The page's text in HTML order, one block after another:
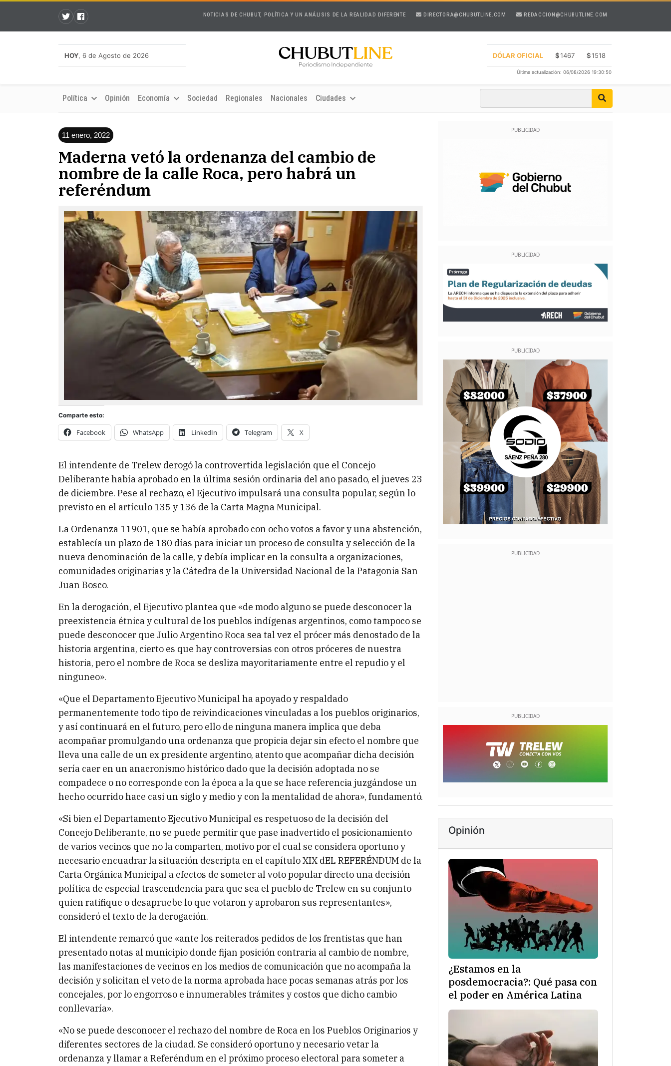
NOTICIAS DE CHUBUT, POLÍTICA Y UN ANÁLISIS DE LA REALIDAD DIFERENTE DIRECTORA@CHUBUTLINE.COM REDACCION@CHUBUTLINE.COM
HOY, 6 de Agosto de 2026 DÓLAR OFICIAL $1467 $1518
Última actualización: 06/08/2026 19:30:50
Política Opinión Economía Sociedad Regionales Nacionales Ciudades
11 enero, 2022
Maderna vetó la ordenanza del cambio de
nombre de la calle Roca, pero habrá un
referéndum
Comparte esto:
Facebook WhatsApp LinkedIn Telegram X
El intendente de Trelew derogó la controvertida legislación que el Concejo
Deliberante había aprobado en la última sesión ordinaria del año pasado, el jueves 23
de diciembre. Pese al rechazo, el Ejecutivo impulsará una consulta popular, según lo
previsto en el artículo 135 y 136 de la Carta Magna Municipal.
La Ordenanza 11901, que se había aprobado con ocho votos a favor y una abstención,
establecía un plazo de 180 días para iniciar un proceso de consulta y selección de la
nueva denominación de la calle, y debía implicar en la consulta a organizaciones,
comunidades originarias y la Cátedra de la Universidad Nacional de la Patagonia San
Juan Bosco.
En la derogación, el Ejecutivo plantea que «de modo alguno se puede desconocer la
preexistencia étnica y cultural de los pueblos indígenas argentinos, como tampoco se
puede desconocer que Julio Argentino Roca sea tal vez el prócer más denostado de la
historia argentina, cierto es que hay controversias con otros próceres de nuestra
historia, pero el nombre de Roca se desliza mayoritariamente entre el repudio y el
ninguneo».
«Que el Departamento Ejecutivo Municipal ha apoyado y respaldado
permanentemente todo tipo de reivindicaciones vinculadas a los pueblos originarios,
y así continuará en el futuro, pero ello de ninguna manera implica que deba
acompañar promulgando una ordenanza que propicia dejar sin efecto el nombre que
lleva una calle de un ex presidente argentino, atento que acompañar dicha decisión
sería caer en un anacronismo histórico dado que la decisión adoptada no se
compadece o no corresponde con la época a la que se hace referencia juzgándose un
hecho ocurrido hace casi un siglo y medio y con la mentalidad de ahora», fundamentó.
«Si bien el Departamento Ejecutivo Municipal es respetuoso de la decisión del
Concejo Deliberante, no se puede permitir que pase inadvertido el posicionamiento
de varios vecinos que no la comparten, motivo por el cual se considera oportuno y
necesario encuadrar la situación descripta en el capítulo XIX dEL REFERÉNDUM de la
Carta Orgánica Municipal a efectos de someter al voto popular directo una decisión
política de especial trascendencia para que sea el pueblo de Trelew en su conjunto
quien ratifique o desapruebe lo que votaron y aprobaron sus representantes»,
consideró el texto de la derogación.
El intendente remarcó que «ante los reiterados pedidos de los frentistas que han
presentado notas al municipio donde fijan posición contraria al cambio de nombre,
las manifestaciones de vecinos en los medios de comunicación que no acompaña la
decisión y solicitan el veto de la norma aprobada hace pocas semanas atrás por los
concejales, por lo engorroso e innumerables trámites y costos que dicho cambio
conllevaría».
«No se puede desconocer el rechazo del nombre de Roca en los Pueblos Originarios y
diferentes sectores de la ciudad. Se consideró oportuno y necesario vetar la
ordenanza y llamar a Referéndum en el próximo proceso electoral para someter a
Opinión
¿Estamos en la
posdemocracia?: Qué pasa con
el poder en América Latina